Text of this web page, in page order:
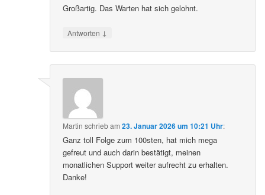
Großartig. Das Warten hat sich gelohnt.
Antworten ↓
Martin schriebam23. Januar 2026 um 10:21 Uhr:
Ganz toll Folge zum 100sten, hat mich mega
gefreut und auch darin bestätigt, meinen
monatlichen Support weiter aufrecht zu erhalten.
Danke!